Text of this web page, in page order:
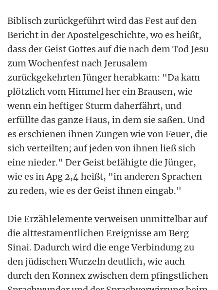
Biblisch zurückgeführt wird das Fest auf den
Bericht in der Apostelgeschichte, wo es heißt,
dass der Geist Gottes auf die nach dem Tod Jesu
zum Wochenfest nach Jerusalem
zurückgekehrten Jünger herabkam: "Da kam
plötzlich vom Himmel her ein Brausen, wie
wenn ein heftiger Sturm daherfährt, und
erfüllte das ganze Haus, in dem sie saßen. Und
es erschienen ihnen Zungen wie von Feuer, die
sich verteilten; auf jeden von ihnen ließ sich
eine nieder." Der Geist befähigte die Jünger,
wie es in Apg 2,4 heißt, "in anderen Sprachen
zu reden, wie es der Geist ihnen eingab."
Die Erzählelemente verweisen unmittelbar auf
die alttestamentlichen Ereignisse am Berg
Sinai. Dadurch wird die enge Verbindung zu
den jüdischen Wurzeln deutlich, wie auch
durch den Konnex zwischen dem pfingstlichen